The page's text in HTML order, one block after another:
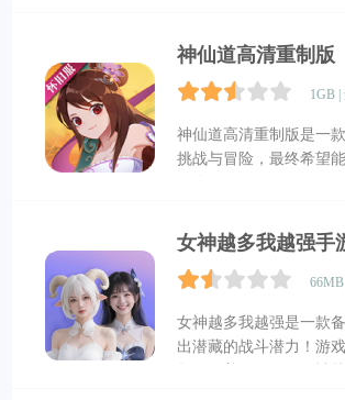
4 神仙道高清重制版
1GB |
神仙道高清重制版是一
挑战与冒险，最终希望
5 女神越多我越强手
66MB
女神越多我越强是一款
出潜藏的战斗潜力！游